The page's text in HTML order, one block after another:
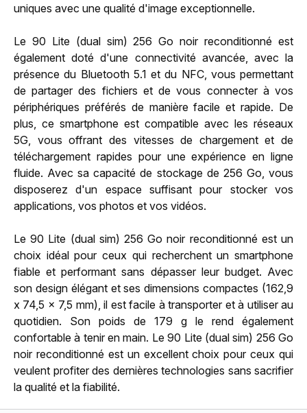
uniques avec une qualité d'image exceptionnelle.
Le 90 Lite (dual sim) 256 Go noir reconditionné est
également doté d'une connectivité avancée, avec la
présence du Bluetooth 5.1 et du NFC, vous permettant
de partager des fichiers et de vous connecter à vos
périphériques préférés de manière facile et rapide. De
plus, ce smartphone est compatible avec les réseaux
5G, vous offrant des vitesses de chargement et de
téléchargement rapides pour une expérience en ligne
fluide. Avec sa capacité de stockage de 256 Go, vous
disposerez d'un espace suffisant pour stocker vos
applications, vos photos et vos vidéos.
Le 90 Lite (dual sim) 256 Go noir reconditionné est un
choix idéal pour ceux qui recherchent un smartphone
fiable et performant sans dépasser leur budget. Avec
son design élégant et ses dimensions compactes (162,9
x 74,5 x 7,5 mm), il est facile à transporter et à utiliser au
quotidien. Son poids de 179 g le rend également
confortable à tenir en main. Le 90 Lite (dual sim) 256 Go
noir reconditionné est un excellent choix pour ceux qui
veulent profiter des dernières technologies sans sacrifier
la qualité et la fiabilité.